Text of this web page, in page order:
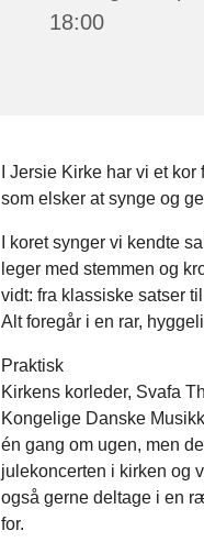
18:00
I Jersie Kirke har vi et
som elsker at synge og
I koret synger vi kendte
leger med stemmen og
vidt: fra klassiske satser
Alt foregår i en rar,
Praktisk
Kirkens korleder, Svafa
Kongelige Danske
én gang om ugen, men
julekoncerten i kirken og
også gerne deltage i en
for.